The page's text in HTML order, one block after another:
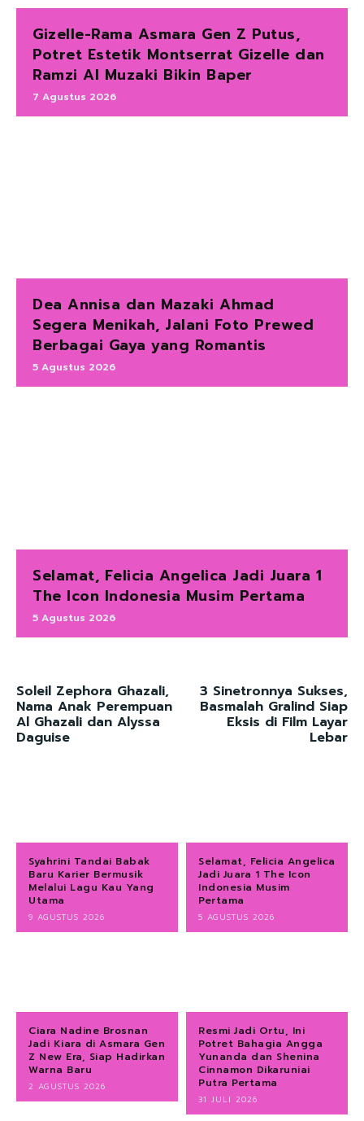
Gizelle-Rama Asmara Gen Z Putus,
Potret Estetik Montserrat Gizelle dan
Ramzi Al Muzaki Bikin Baper
7 Agustus 2026
Dea Annisa dan Mazaki Ahmad
Segera Menikah, Jalani Foto Prewed
Berbagai Gaya yang Romantis
5 Agustus 2026
Selamat, Felicia Angelica Jadi Juara 1
The Icon Indonesia Musim Pertama
5 Agustus 2026
Soleil Zephora Ghazali,
Nama Anak Perempuan
Al Ghazali dan Alyssa
Daguise
3 Sinetronnya Sukses,
Basmalah Gralind Siap
Eksis di Film Layar
Lebar
Syahrini Tandai Babak
Baru Karier Bermusik
Melalui Lagu Kau Yang
Utama
9 AGUSTUS 2026
Selamat, Felicia Angelica
Jadi Juara 1 The Icon
Indonesia Musim
Pertama
5 AGUSTUS 2026
Ciara Nadine Brosnan
Jadi Kiara di Asmara Gen
Z New Era, Siap Hadirkan
Warna Baru
2 AGUSTUS 2026
Resmi Jadi Ortu, Ini
Potret Bahagia Angga
Yunanda dan Shenina
Cinnamon Dikaruniai
Putra Pertama
31 JULI 2026